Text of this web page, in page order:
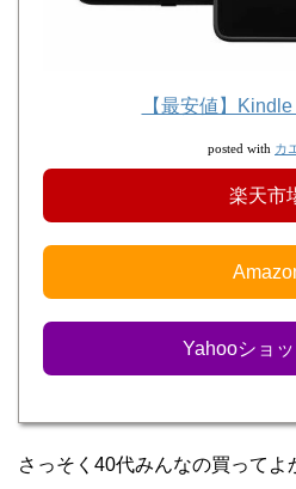
【最安値】
posted with カ
楽天市
Yahooショ
さっそく40代みんなの買って